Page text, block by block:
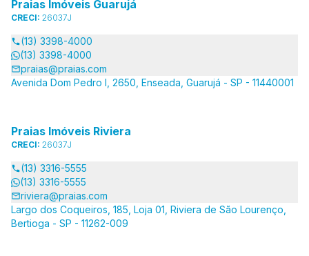
Praias Imóveis Guarujá
CRECI: 26037J
(13) 3398-4000
(13) 3398-4000
praias@praias.com
Avenida Dom Pedro I, 2650, Enseada, Guarujá - SP - 11440001
Praias Imóveis Riviera
CRECI: 26037J
(13) 3316-5555
(13) 3316-5555
riviera@praias.com
Largo dos Coqueiros, 185, Loja 01, Riviera de São Lourenço,
Bertioga - SP - 11262-009